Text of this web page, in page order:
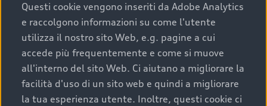
chilometraggio: un valore contenuto corrisponde a
uno stato migliore del veicolo e a una maggiore
durata nel tempo;
cronologia dei tagliandi: una documentazione
completa della vettura certifica una manutenzione
costante e accurata;
Questi cookie vengono inseriti da Adobe Analytics
e raccolgono informazioni su come l'utente
utilizza il nostro sito Web, e.g. pagine a cui
accede più frequentemente e come si muove
all'interno del sito Web. Ci aiutano a migliorare la
facilità d'uso di un sito web e quindi a migliorare
la tua esperienza utente. Inoltre, questi cookie ci